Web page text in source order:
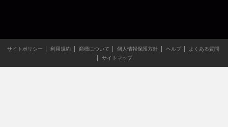
サイトポリシー 利用規約 商標について 個人情報保護方針 ヘルプ
よくある質問
サイトマップ